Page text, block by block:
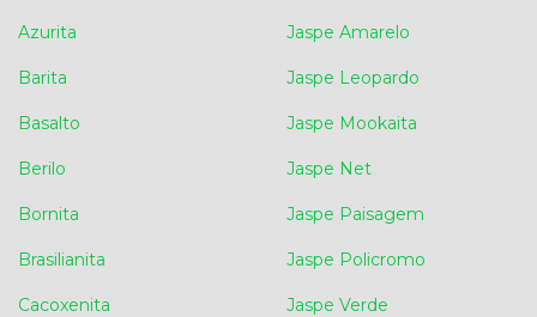
Azurita
Barita
Basalto
Berilo
Bornita
Brasilianita
Cacoxenita
Jaspe Amarelo
Jaspe Leopardo
Jaspe Mookaita
Jaspe Net
Jaspe Paisagem
Jaspe Policromo
Jaspe Verde